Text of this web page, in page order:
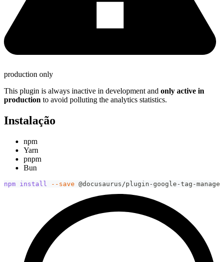
production only
This plugin is always inactive in development and only active in
production to avoid polluting the analytics statistics.
Instalação
npm
Yarn
pnpm
Bun
npm install --save @docusaurus/plugin-google-tag-